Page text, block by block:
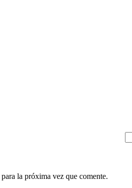
la próxima vez que comente.